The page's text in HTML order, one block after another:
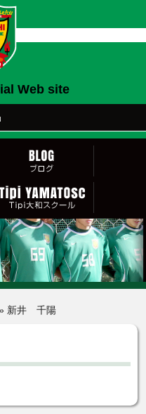
Web site
新井 千陽